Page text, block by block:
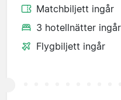
Matchbiljett ingår
3 hotellnätter ingår
Flygbiljett ingår